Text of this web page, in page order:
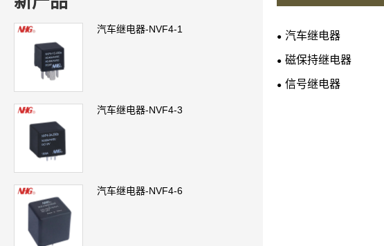
汽车继电器-NVF4-1
汽车继电器-NVF4-3
汽车继电器-NVF4-6
汽车继电器
磁保持继电器
信号继电器